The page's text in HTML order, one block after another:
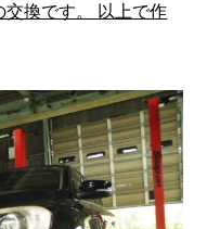
換です。 以上で作